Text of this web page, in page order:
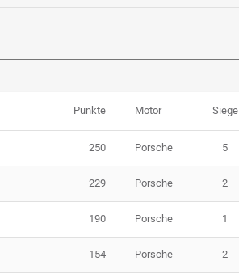
Punkte Motor Siege
250 Porsche 5
229 Porsche 2
190 Porsche 1
154 Porsche 2